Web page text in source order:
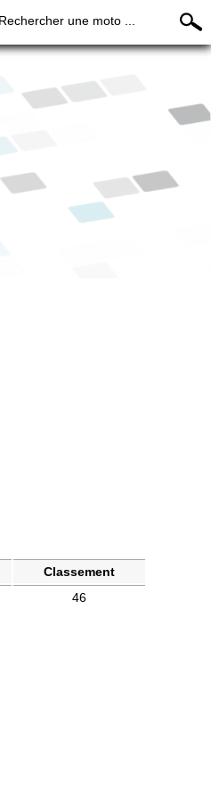
Rechercher une moto ...
Classement
46